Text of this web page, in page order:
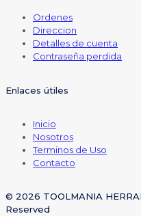
Ordenes
Direccion
Detalles de cuenta
Contraseña perdida
Enlaces útiles
Inicio
Nosotros
Terminos de Uso
Contacto
© 2026 TOOLMANIA
Reserved